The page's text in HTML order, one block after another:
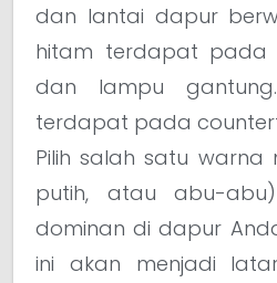
dan lantai dapur
hitam terdapat pada
dan lampu
terdapat pada
Pilih salah satu warna
putih, atau abu-
dominan di dapur
ini akan menjadi